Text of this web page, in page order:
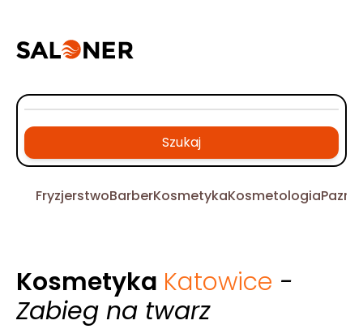
Szukaj
FryzjerstwoBarberKosmetykaKosmetologia
Kosmetyka Katowice -
Zabieg na twarz